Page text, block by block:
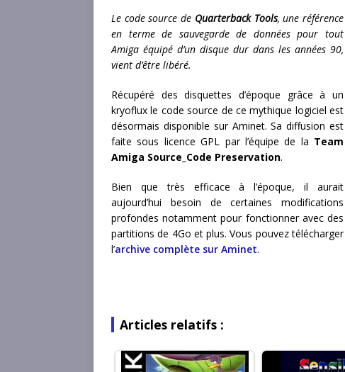
Le code source de Quarterback Tools, une référence
en terme de sauvegarde de données pour tout
Amiga équipé d’un disque dur dans les années 90,
vient d’être libéré.
Récupéré des disquettes d’époque grâce à un
kryoflux le code source de ce mythique logiciel est
désormais disponible sur Aminet. Sa diffusion est
faite sous licence GPL par l’équipe de la Team
Amiga Source_Code Preservation.
Bien que très efficace à l’époque, il aurait
aujourd’hui besoin de certaines modifications
profondes notamment pour fonctionner avec des
partitions de 4Go et plus. Vous pouvez télécharger
l’archive complète sur Aminet.
Articles relatifs :